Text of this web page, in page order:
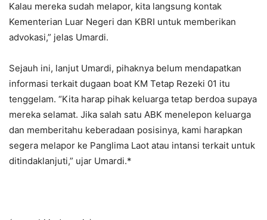
Kalau mereka sudah melapor, kita langsung kontak
Kementerian Luar Negeri dan KBRI untuk memberikan
advokasi,” jelas Umardi.
Sejauh ini, lanjut Umardi, pihaknya belum mendapatkan
informasi terkait dugaan boat KM Tetap Rezeki 01 itu
tenggelam. “Kita harap pihak keluarga tetap berdoa supaya
mereka selamat. Jika salah satu ABK menelepon keluarga
dan memberitahu keberadaan posisinya, kami harapkan
segera melapor ke Panglima Laot atau intansi terkait untuk
ditindaklanjuti,” ujar Umardi.*